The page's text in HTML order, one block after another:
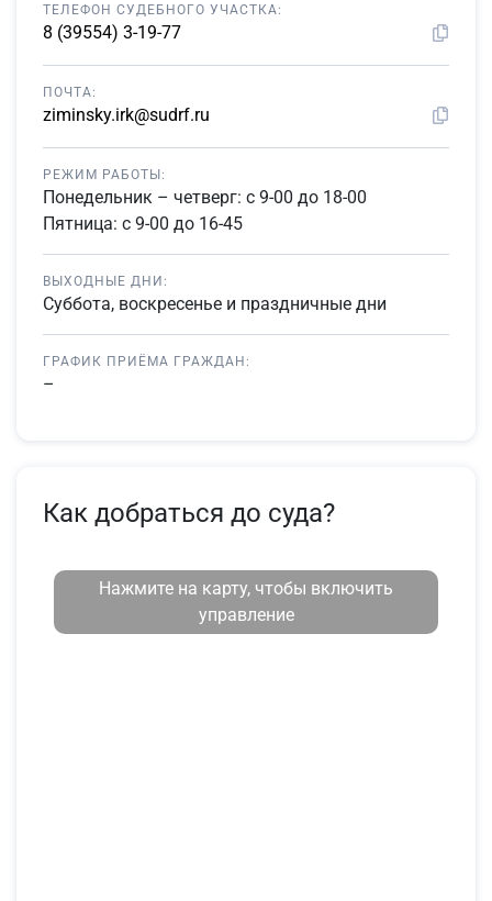
ТЕЛЕФОН СУДЕБНОГО УЧАСТКА:
8 (39554) 3-19-77
ПОЧТА:
ziminsky.irk@sudrf.ru
РЕЖИМ РАБОТЫ:
Понедельник – четверг: с 9-00 до 18-00
Пятница: с 9-00 до 16-45
ВЫХОДНЫЕ ДНИ:
Суббота, воскресенье и праздничные дни
ГРАФИК ПРИЁМА ГРАЖДАН:
–
Как добраться до суда?
Нажмите на карту, чтобы включить
управление